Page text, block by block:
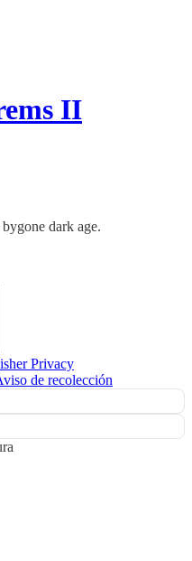
II
dark age.
Privacy
de recolección